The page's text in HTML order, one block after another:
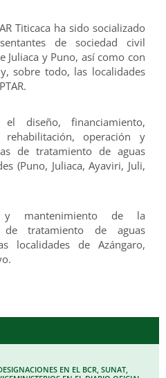
Titicaca ha sido socializado
de sociedad civil
Juliaca y Puno, así como con
sobre todo, las localidades
diseño, financiamiento,
rehabilitación, operación y
de tratamiento de aguas
(Puno, Juliaca, Ayaviri, Juli,
y mantenimiento de la
de tratamiento de aguas
localidades de Azángaro,
EN EL BCR, SUNAT,